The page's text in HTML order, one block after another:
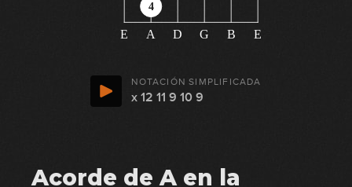
E A D G B E
4
NOTACIÓN SIMPLIFICADA
x 12 11 9 10 9
Acorde de A en la